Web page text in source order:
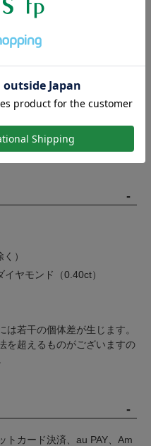
含みます。
こちら
はこちら
こちら
）
イヤモンド（0.40ct）
若干の個体差が生じます。
を超えるものがございますの
トカード決済、au PAY、Am